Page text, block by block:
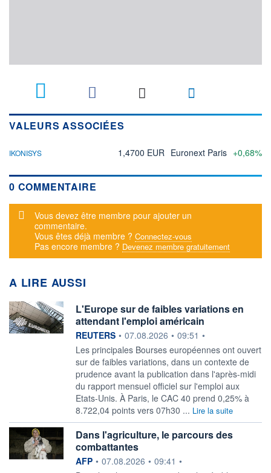
VALEURS ASSOCIÉES
IKONISYS 1,4700 EUR Euronext Paris +0,68%
0 COMMENTAIRE
Message d'alerte
Vous devez être membre pour ajouter un
commentaire.
Vous êtes déjà membre ? Connectez-vous
Pas encore membre ? Devenez membre gratuitement
A LIRE AUSSI
L'Europe sur de faibles variations en
attendant l'emploi américain
information fournie par
REUTERS • 07.08.2026 • 09:51 •
Les principales Bourses européennes ont ouvert
sur de faibles variations, ‌dans un contexte de
prudence avant la publication dans l'après-midi
du rapport mensuel officiel sur l'emploi aux
Etats-Unis. À Paris, le CAC 40 prend ​0,25% à
8.722,04 points vers 07h30 ... Lire la suite
Dans l'agriculture, le parcours des
combattantes
information fournie par
AFP • 07.08.2026 • 09:41 •